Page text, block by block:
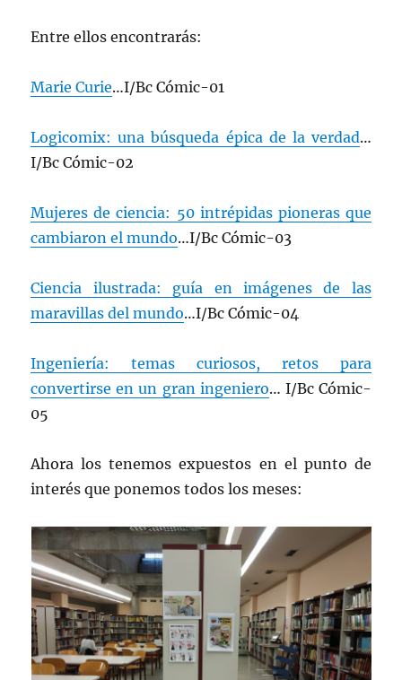
Entre ellos encontrarás:
Marie Curie…I/Bc Cómic-01
Logicomix: una búsqueda épica de la verdad…
I/Bc Cómic-02
Mujeres de ciencia: 50 intrépidas pioneras que
cambiaron el mundo…I/Bc Cómic-03
Ciencia ilustrada: guía en imágenes de las
maravillas del mundo…I/Bc Cómic-04
Ingeniería: temas curiosos, retos para
convertirse en un gran ingeniero… I/Bc Cómic-
05
Ahora los tenemos expuestos en el punto de
interés que ponemos todos los meses: